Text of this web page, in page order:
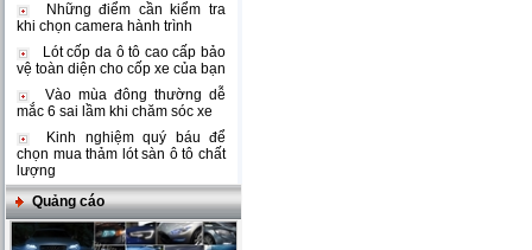
Những điểm cần kiểm tra
khi chọn camera hành trình
Lót cốp da ô tô cao cấp bảo
vệ toàn diện cho cốp xe của bạn
Vào mùa đông thường dễ
mắc 6 sai lầm khi chăm sóc xe
Kinh nghiệm quý báu để
chọn mua thảm lót sàn ô tô chất
lượng
Quảng cáo